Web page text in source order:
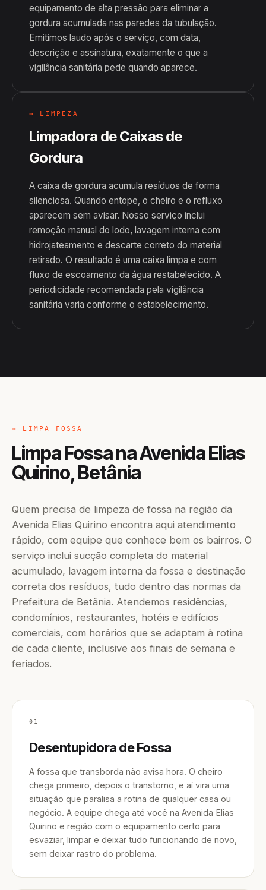
equipamento de alta pressão para eliminar a
gordura acumulada nas paredes da tubulação.
Emitimos laudo após o serviço, com data,
descrição e assinatura, exatamente o que a
vigilância sanitária pede quando aparece.
→ LIMPEZA
Limpadora de Caixas de
Gordura
A caixa de gordura acumula resíduos de forma
silenciosa. Quando entope, o cheiro e o refluxo
aparecem sem avisar. Nosso serviço inclui
remoção manual do lodo, lavagem interna com
hidrojateamento e descarte correto do material
retirado. O resultado é uma caixa limpa e com
fluxo de escoamento da água restabelecido. A
periodicidade recomendada pela vigilância
sanitária varia conforme o estabelecimento.
→ LIMPA FOSSA
Limpa Fossa na Avenida Elias
Quirino, Betânia
Quem precisa de limpeza de fossa na região da
Avenida Elias Quirino encontra aqui atendimento
rápido, com equipe que conhece bem os bairros. O
serviço inclui sucção completa do material
acumulado, lavagem interna da fossa e destinação
correta dos resíduos, tudo dentro das normas da
Prefeitura de Betânia. Atendemos residências,
condomínios, restaurantes, hotéis e edifícios
comerciais, com horários que se adaptam à rotina
de cada cliente, inclusive aos finais de semana e
feriados.
01
Desentupidora de Fossa
A fossa que transborda não avisa hora. O cheiro
chega primeiro, depois o transtorno, e aí vira uma
situação que paralisa a rotina de qualquer casa ou
negócio. A equipe chega até você na Avenida Elias
Quirino e região com o equipamento certo para
esvaziar, limpar e deixar tudo funcionando de novo,
sem deixar rastro do problema.